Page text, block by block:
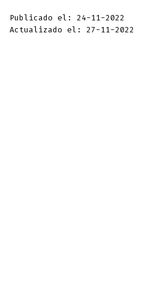
Publicado el: 24-11-2022
Actualizado el: 27-11-2022